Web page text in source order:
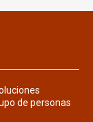
de personas